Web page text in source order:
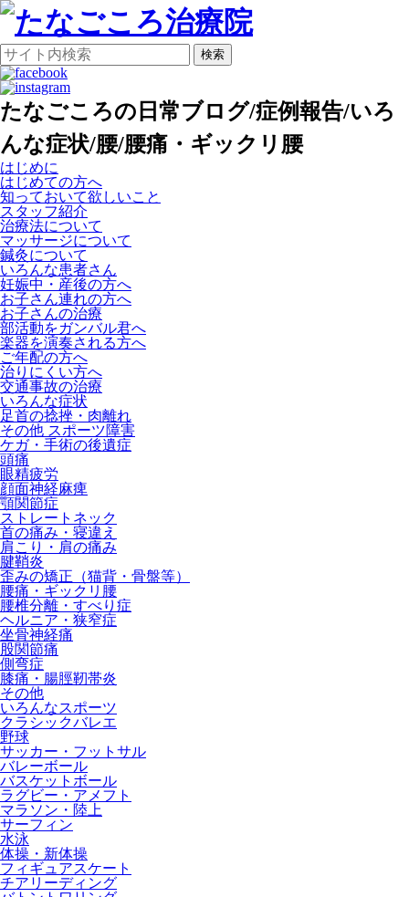
検索
たなごころの日常ブログ/症例報告/いろ
んな症状/腰/腰痛・ギックリ腰
はじめに
はじめての方へ
知っておいて欲しいこと
スタッフ紹介
治療法について
マッサージについて
鍼灸について
いろんな患者さん
妊娠中・産後の方へ
お子さん連れの方へ
お子さんの治療
部活動をガンバル君へ
楽器を演奏される方へ
ご年配の方へ
治りにくい方へ
交通事故の治療
いろんな症状
足首の捻挫・肉離れ
その他 スポーツ障害
ケガ・手術の後遺症
頭痛
眼精疲労
顔面神経麻痺
顎関節症
ストレートネック
首の痛み・寝違え
肩こり・肩の痛み
腱鞘炎
歪みの矯正（猫背・骨盤等）
腰痛・ギックリ腰
腰椎分離・すべり症
ヘルニア・狭窄症
坐骨神経痛
股関節痛
側弯症
膝痛・腸脛靭帯炎
その他
いろんなスポーツ
クラシックバレエ
野球
サッカー・フットサル
バレーボール
バスケットボール
ラグビー・アメフト
マラソン・陸上
サーフィン
水泳
体操・新体操
フィギュアスケート
チアリーディング